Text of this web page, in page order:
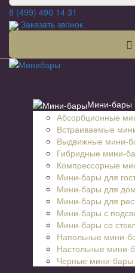
8 (499) 490 14 31
Заказать звонок
Мини-бары
Абсорбционные
Встраиваемые
Выдвижные мини-
Гибридные мини-
Компрессорные
Мини-бары для
Мини-бары для
Мини-бары для
Мини-бары с
Мини-бары со
Напольные мини-
Настольные мини-
Черные мини-бары